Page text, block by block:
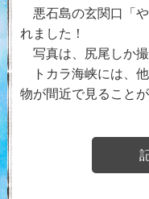
悪石島の玄関口「
れました！
写真は、尻尾しか撮
トカラ海峡には、
物が間近で見ることが